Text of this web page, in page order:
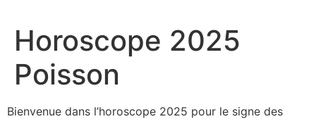
Horoscope 2025
Poisson
Bienvenue dans l’horoscope 2025 pour le signe des